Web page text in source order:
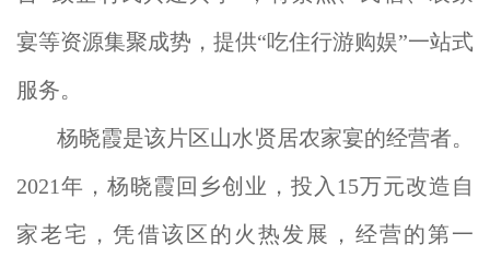
宴等资源集聚成势，提供“吃住行游购娱”一站式
服务。
杨晓霞是该片区山水贤居农家宴的经营者。
2021年，杨晓霞回乡创业，投入15万元改造自
家老宅，凭借该区的火热发展，经营的第一